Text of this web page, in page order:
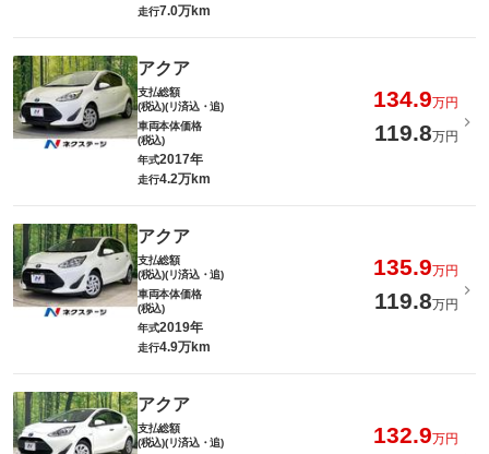
走行7.0万km
アクア
支払総額
(税込)(リ済込・追)
134.9万円
車両本体価格
(税込)
119.8万円
年式2017年
走行4.2万km
アクア
支払総額
(税込)(リ済込・追)
135.9万円
車両本体価格
(税込)
119.8万円
年式2019年
走行4.9万km
アクア
支払総額
(税込)(リ済込・追)
132.9万円